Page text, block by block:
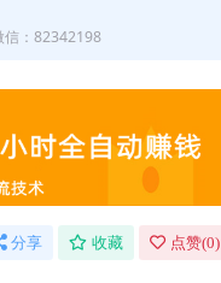
信：82342198
分享 收藏 点赞(0)